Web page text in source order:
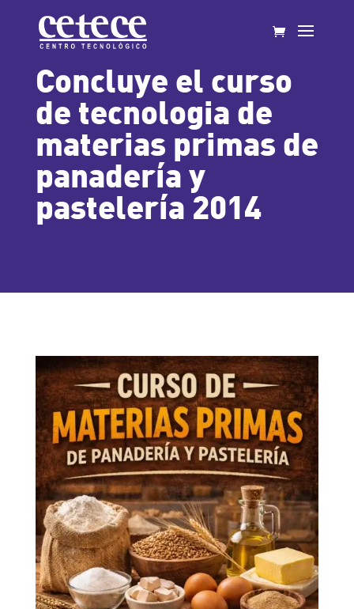
Concluye el curso
de tecnologia de
materias primas de
panadería y
pastelería 2014